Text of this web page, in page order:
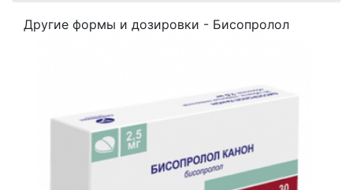
Другие формы и дозировки - Бисопролол